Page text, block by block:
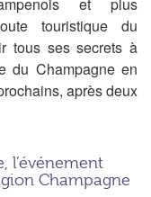
touristique du
tousses secrets à
du Champagne en
, après deux
l’événement
Champagne